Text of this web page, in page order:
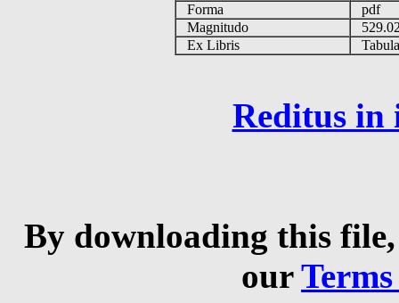
Forma
pdf
Magnitudo
Ex Libris
Reditus in
By downloading this
our